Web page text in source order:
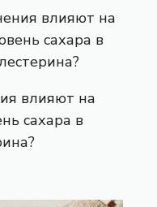
влияют на
сахара в